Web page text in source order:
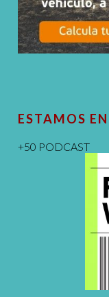
ESTAMOS
+50 PODCAST